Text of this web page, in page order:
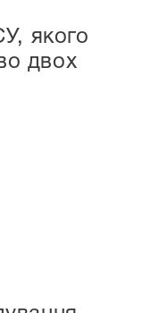
якого
двох